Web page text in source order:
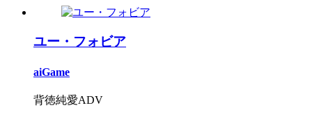
ユー・フォビア
aiGame
背徳純愛ADV